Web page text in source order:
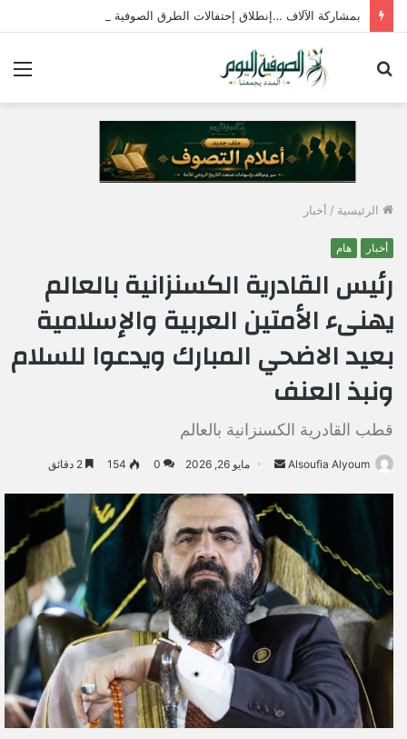
الرئيسية / أخبار
أخبار هام
رئيس القادرية الكسنزانية بالعالم
يهنىء الأمتين العربية والإسلامية
بعيد الاضحي المبارك ويدعوا للسلام
ونبذ العنف
قطب القادرية الكسنزانية بالعالم
Alsoufia Alyoum
س
ب
ي
د
ل
ت
مايو 26, 2026 0
154